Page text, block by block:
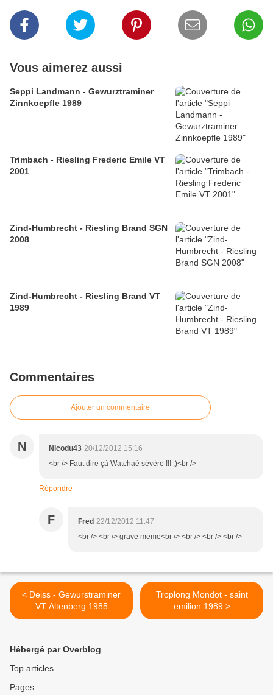
Vous aimerez aussi
Seppi Landmann - Gewurztraminer
Zinnkoepfle 1989
Trimbach - Riesling Frederic Emile VT
2001
Zind-Humbrecht - Riesling Brand SGN
2008
Zind-Humbrecht - Riesling Brand VT
1989
Commentaires
Ajouter un commentaire
N Nicodu43 20/12/2012 15:16
<br /> Faut dire çà Watchaé sévère !!! ;)<br />
Répondre
F Fred 22/12/2012 11:47
<br /> <br /> grave meme<br /> <br /> <br /> <br />
< Deiss - Gewurstraminer
VT Altenberg 1985
Troplong Mondot - saint
emilion 1989 >
Hébergé par Overblog
Top articles
Pages